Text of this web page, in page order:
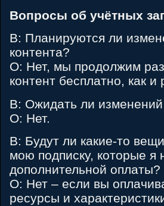
Вопросы об учётных
В: Планируются ли
контента?
О: Нет, мы продолжим
контент бесплатно, как и
В: Ожидать ли
О: Нет.
В: Будут ли какие-то
мою подписку, которые я
дополнительной оплаты?
О: Нет – если вы
ресурсы и